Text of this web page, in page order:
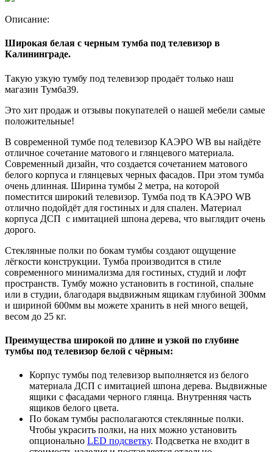
Описание:
Широкая белая с черным тумба под телевизор в
Калининграде.
Такую узкую тумбу под телевизор продаёт только наш
магазин Тумба39.
Это хит продаж и отзывы покупателей о нашей мебели самые
положительные!
В современной тумбе под телевизор КАЭРО WB вы найдёте
отличное сочетание матового и глянцевого материала.
Современный дизайн, что создается сочетанием матового
белого корпуса и глянцевых черных фасадов. При этом тумба
очень длинная. Ширина тумбы 2 метра, на которой
поместится широкий телевизор. Тумба под тв КАЭРО WB
отлично подойдёт для гостиных и для спален. Материал
корпуса ДСП с имитацией шпона дерева, что выглядит очень
дорого.
Стеклянные полки по бокам тумбы создают ощущение
лёгкости конструкции. Тумба производится в стиле
современного минимализма для гостиных, студий и лофт
пространств. Тумбу можно установить в гостиной, спальне
или в студии, благодаря выдвижным ящикам глубиной 300мм
и шириной 600мм вы можете хранить в ней много вещей,
весом до 25 кг.
Преимущества широкой по длине и узкой по глубине
тумбы под телевизор белой с чёрным:
Корпус тумбы под телевизор выполняется из белого
материала ДСП с имитацией шпона дерева. Выдвижные
ящики с фасадами черного глянца. Внутренняя часть
ящиков белого цвета.
По бокам тумбы располагаются стеклянные полки.
Чтобы украсить полки, на них можно установить
опционально LED подсветку. Подсветка не входит в